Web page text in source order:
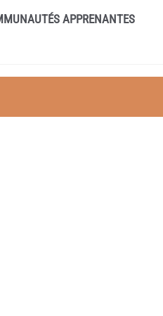
APPRENANTES